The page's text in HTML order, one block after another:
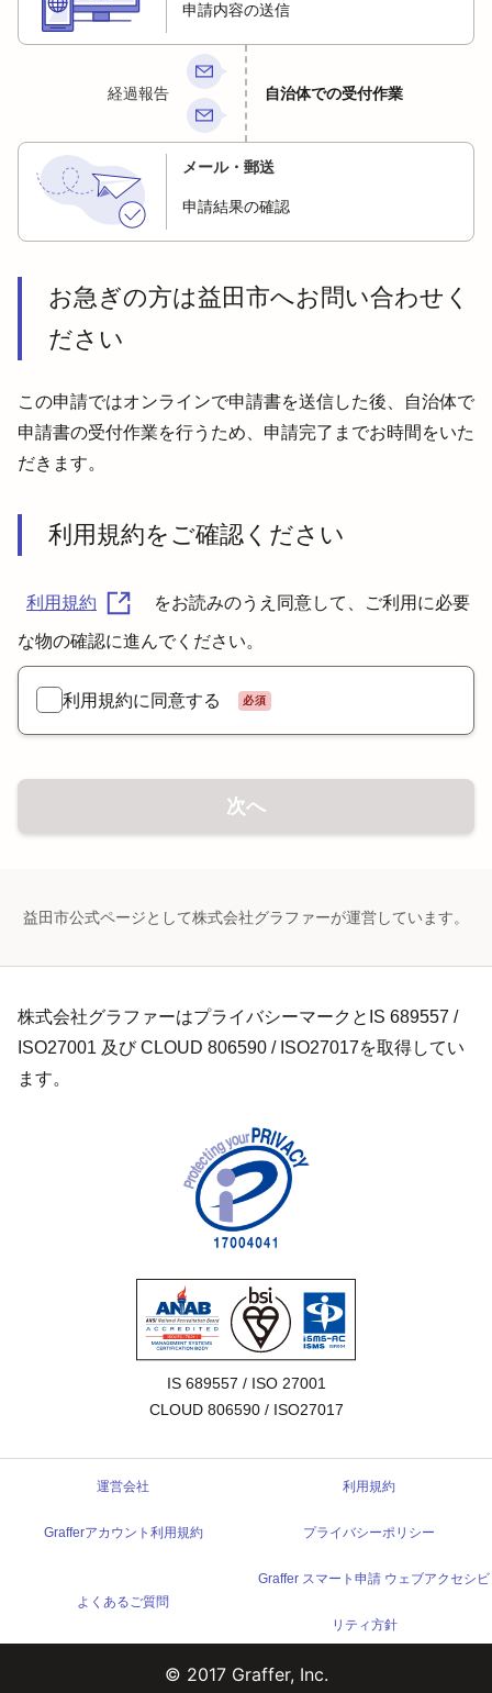
申請内容の送信
経過報告 自治体での受付作業
メール・郵送
申請結果の確認
お急ぎの方は益田市へお問い合わせく
ださい
この申請ではオンラインで申請書を送信した後、自治体で
申請書の受付作業を行うため、申請完了までお時間をいた
だきます。
利用規約をご確認ください
利用規約 をお読みのうえ同意して、ご利用に必要
な物の確認に進んでください。
利用規約に同意する 必須
次へ
益田市公式ページとして株式会社グラファーが運営しています。
株式会社グラファーはプライバシーマークとIS 689557 /
ISO27001 及び CLOUD 806590 / ISO27017を取得してい
ます。
IS 689557 / ISO 27001
CLOUD 806590 / ISO27017
運営会社 利用規約
Grafferアカウント利用規約 プライバシーポリシー
よくあるご質問
Graffer スマート申請 ウェブアクセシビ
リティ方針
© 2017 Graffer, Inc.